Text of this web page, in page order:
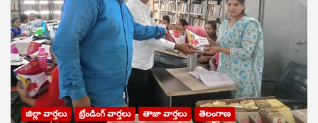
జిల్లా వార్తలు ట్రేండింగ్ వార్తలు తాజా వార్తలు తెలంగాణ